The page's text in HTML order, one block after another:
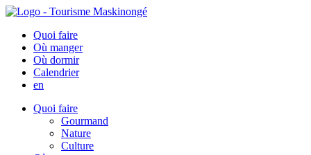
Quoi faire
Où manger
Où dormir
Calendrier
en
Quoi faire
Gourmand
Nature
Culture